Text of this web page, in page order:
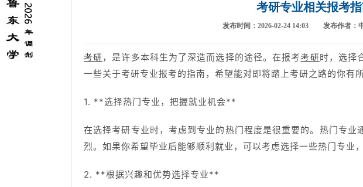
考研专业相关报考
发布时间：2026-02-24 14:03 发布作者：
考研，是许多本科生为了深造而选择的途径。在报考考研时，选择
一些关于考研专业报考的指南，希望能对即将踏上考研之路的你有所
1. **选择热门专业，把握就业机会**
在选择考研专业时，考虑到专业的热门程度是很重要的。热门专
烈。如果你希望毕业后能够顺利就业，可以考虑选择一些热门专业
2. **根据兴趣和优势选择专业**